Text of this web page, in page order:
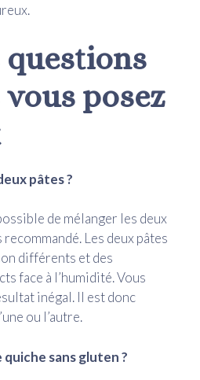
questions
posez
pâtes ?
de mélanger les deux
recommandé. Les deux pâtes
différents et des
face à l’humidité. Vous
inégal. Il est donc
ou l’autre.
sans gluten ?